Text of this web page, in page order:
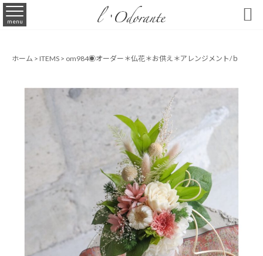
menu 
ホーム > ITEMS > om984◉オーダー＊仏花＊お供え＊アレンジメント/ｂ